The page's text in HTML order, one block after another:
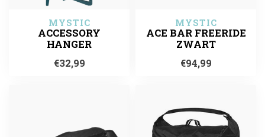
MYSTIC
ACCESSORY
HANGER
€32,99
MYSTIC
ACE BAR FREERIDE
ZWART
€94,99